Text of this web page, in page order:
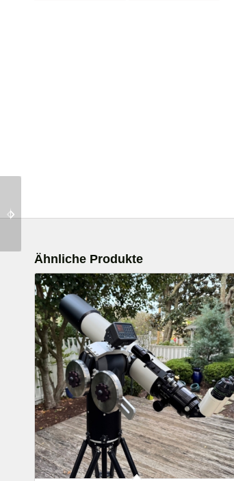
Ähnliche Produkte
Teleskop-Bundle